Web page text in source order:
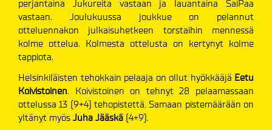
perjantaina Jukureita vastaan ja lauantaina SaiPaa
vastaan. Joulukuussa joukkue on pelannut
otteluennakon julkaisuhetkeen torstaihin mennessä
kolme ottelua. Kolmesta ottelusta on kertynyt kolme
tappiota.
Helsinkiläisten tehokkain pelaaja on ollut hyökkääjä Eetu
Koivistoinen. Koivistoinen on tehnyt 28 pelaamassaan
ottelussa 13 (9+4) tehopistettä. Samaan pistemäärään on
yltänyt myös Juha Jääskä (4+9).